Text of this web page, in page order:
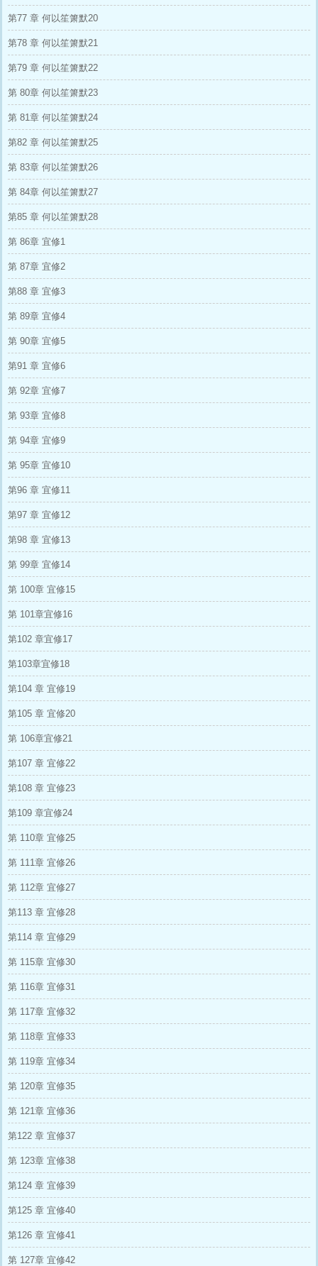
第77 章 何以笙箫默20
第78 章 何以笙箫默21
第79 章 何以笙箫默22
第 80章 何以笙箫默23
第 81章 何以笙箫默24
第82 章 何以笙箫默25
第 83章 何以笙箫默26
第 84章 何以笙箫默27
第85 章 何以笙箫默28
第 86章 宜修1
第 87章 宜修2
第88 章 宜修3
第 89章 宜修4
第 90章 宜修5
第91 章 宜修6
第 92章 宜修7
第 93章 宜修8
第 94章 宜修9
第 95章 宜修10
第96 章 宜修11
第97 章 宜修12
第98 章 宜修13
第 99章 宜修14
第 100章 宜修15
第 101章宜修16
第102 章宜修17
第103章宜修18
第104 章 宜修19
第105 章 宜修20
第 106章宜修21
第107 章 宜修22
第108 章 宜修23
第109 章宜修24
第 110章 宜修25
第 111章 宜修26
第 112章 宜修27
第113 章 宜修28
第114 章 宜修29
第 115章 宜修30
第 116章 宜修31
第 117章 宜修32
第 118章 宜修33
第 119章 宜修34
第 120章 宜修35
第 121章 宜修36
第122 章 宜修37
第 123章 宜修38
第124 章 宜修39
第125 章 宜修40
第126 章 宜修41
第 127章 宜修42